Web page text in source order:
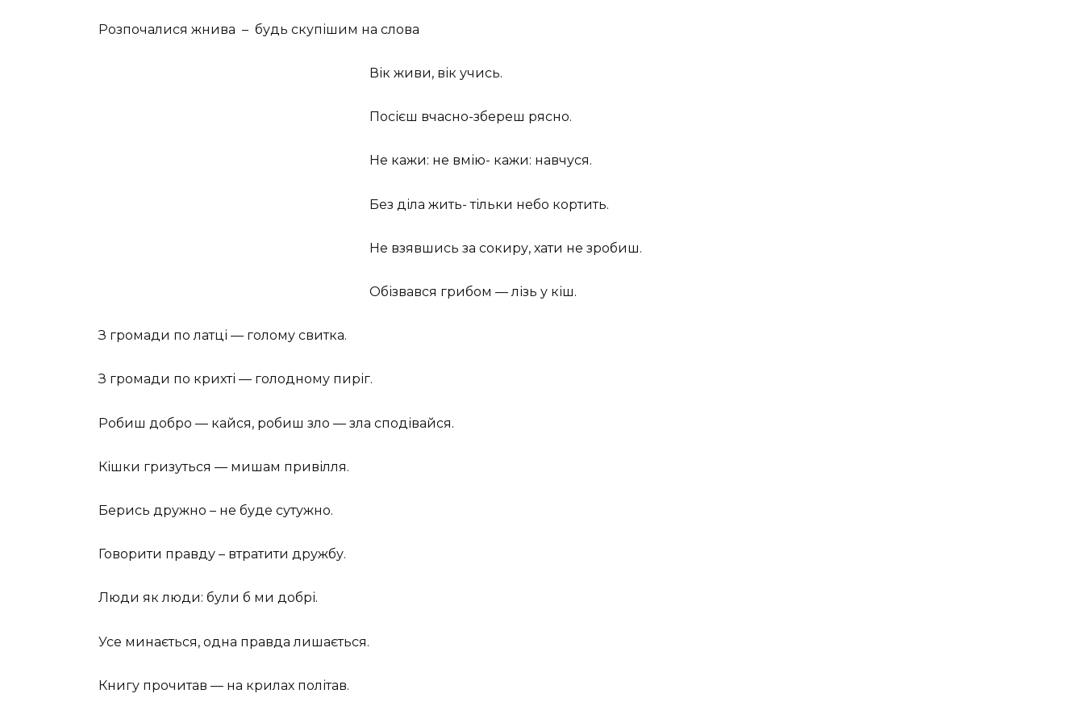
Розпочалися жнива – будь скупішим на слова
Вік живи, вік учись.
Посієш вчасно-збереш рясно.
Не кажи: не вмію- кажи: навчуся.
Без діла жить- тільки небо кортить.
Не взявшись за сокиру, хати не зробиш.
Обізвався грибом — лізь у кіш.
З громади по латці — голому свитка.
З громади по крихті — голодному пиріг.
Робиш добро — кайся, робиш зло — зла сподівайся.
Кішки гризуться — мишам привілля.
Берись дружно – не буде сутужно.
Говорити правду – втратити дружбу.
Люди як люди: були б ми добрі.
Усе минається, одна правда лишається.
Книгу прочитав — на крилах політав.